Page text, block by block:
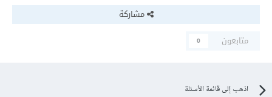
مشاركة
متابعون
0
اذهب إلى قائمة الأسئلة